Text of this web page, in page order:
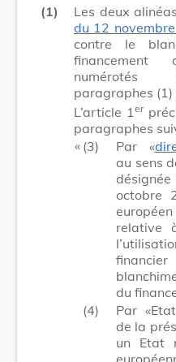
(1) Les deux
du 12
contre le
numérotés
paragraphes (1)
L’article 1 er
paragraphes
​ « (3) Par «
au sens
octobre
relative
du
(4)
Par
de la
un Etat